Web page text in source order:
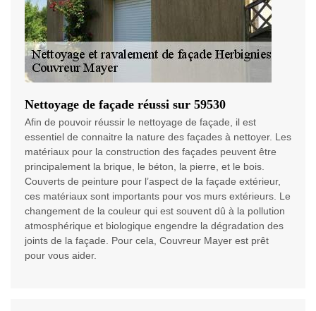
Nettoyage de façade réussi sur 59530
Afin de pouvoir réussir le nettoyage de façade, il est
essentiel de connaitre la nature des façades à nettoyer. Les
matériaux pour la construction des façades peuvent être
principalement la brique, le béton, la pierre, et le bois.
Couverts de peinture pour l’aspect de la façade extérieur,
ces matériaux sont importants pour vos murs extérieurs. Le
changement de la couleur qui est souvent dû à la pollution
atmosphérique et biologique engendre la dégradation des
joints de la façade. Pour cela, Couvreur Mayer est prêt
pour vous aider.